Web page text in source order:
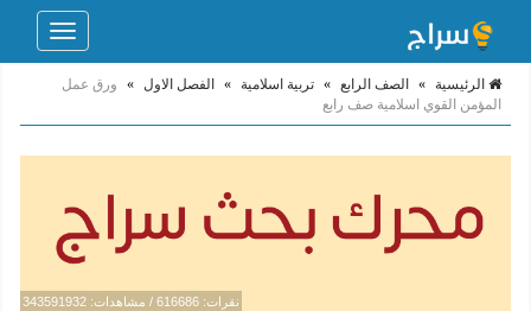
Toggle
الرئيسية » الصف الرابع » تربية اسلامية » الفصل الاول »
ورق عمل
المؤمن القوي اسلامية صف رابع
نقرات: 616686 / مشاهدات: 343591932